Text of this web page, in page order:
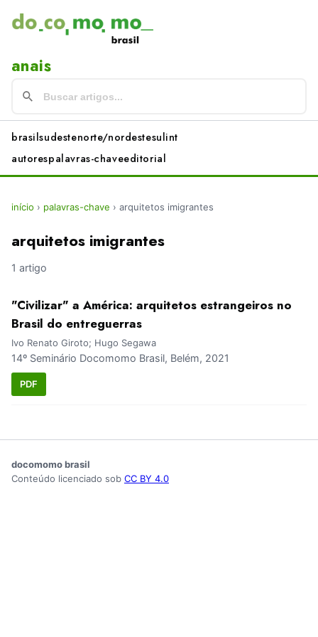
anais
brasilsudestenorte/nordestesulint
autorespalavras-chaveeditorial
início › palavras-chave › arquitetos imigrantes
arquitetos imigrantes
1 artigo
"Civilizar" a América: arquitetos estrangeiros no
Brasil do entreguerras
Ivo Renato Giroto; Hugo Segawa
14º Seminário Docomomo Brasil, Belém, 2021
PDF
docomomo brasil
Conteúdo licenciado sob CC BY 4.0